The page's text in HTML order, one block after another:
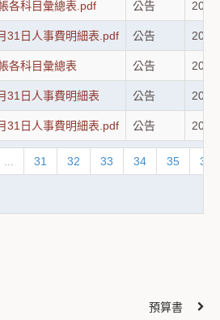
各科目彙總表.pdf 公告
31日人事費明細表.pdf 公告
各科目彙總表 公告
31日人事費明細表 公告
31日人事費明細表.pdf 公告
31 32 33 34 35 36
預算書